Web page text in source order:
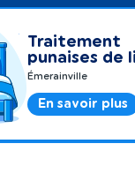
Traitement
punaises de
Émerainville
En savoir plus